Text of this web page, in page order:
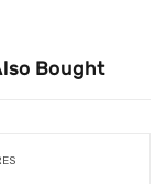
Bought